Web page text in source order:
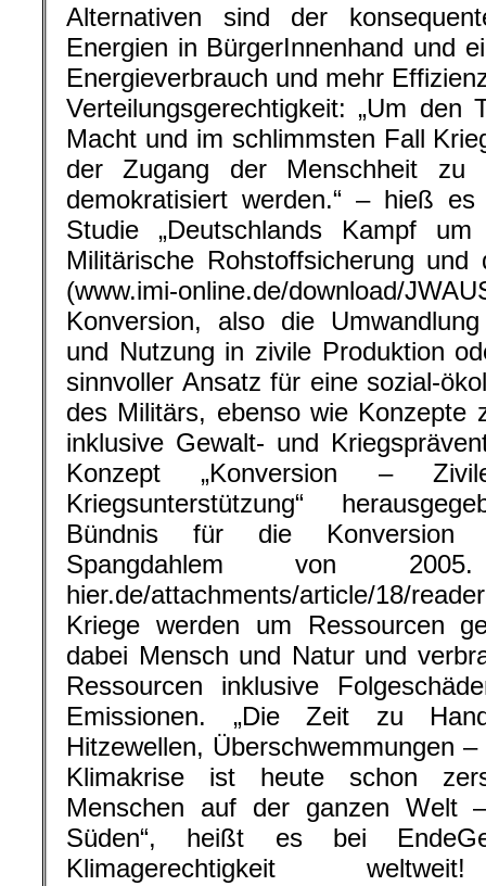
Alternativen sind der
Energien in BürgerInnenhand und
Energieverbrauch und mehr
Verteilungsgerechtigkeit: „Um den
Macht und im schlimmsten Fall
der Zugang der Menschheit zu
demokratisiert werden.“ – hieß
Studie „Deutschlands Kampf
Militärische Rohstoffsicherung und
(www.imi-online.de/download/
Konversion, also die
und Nutzung in zivile Produktion
sinnvoller Ansatz für eine sozial-
des Militärs, ebenso wie Konzepte
inklusive Gewalt- und
Konzept „Konversion –
Kriegsunterstützung“
Bündnis für die Konversion
Spangdahlem von 2005.
hier.de/attachments/article/18/
Kriege werden um Ressourcen
dabei Mensch und Natur und
Ressourcen inklusive
Emissionen. „Die Zeit zu
Hitzewellen, Überschwemmungen
Klimakrise ist heute schon
Menschen auf der ganzen Welt
Süden“, heißt es bei
Klimagerechtigkeit